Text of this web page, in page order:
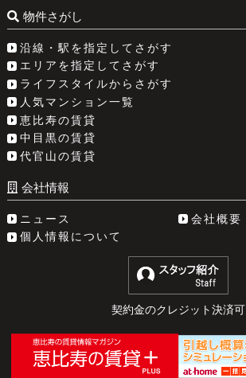
物件さがし
沿線・駅を指定してさがす
エリアを指定してさがす
ライフスタイルからさがす
人気マンション一覧
恵比寿の賃貸
中目黒の賃貸
代官山の賃貸
会社情報
ニュース
会社概要
個人情報について
契約金のクレジット決済可